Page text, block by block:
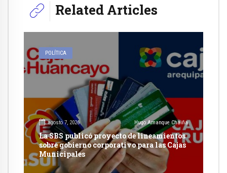
Related Articles
POLÍTICA
agosto 7, 2026 Hugo Amanque Chaiña
La SBS publicó proyecto de lineamientos
sobre gobierno corporativo para las Cajas
Municipales